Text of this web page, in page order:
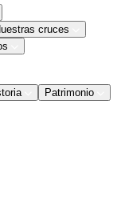
cruces
Patrimonio